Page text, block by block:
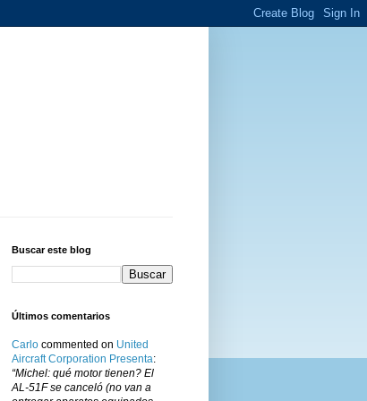
Buscar este blog
Últimos comentarios
Carlo commented on United
Aircraft Corporation Presenta:
“Michel: qué motor tienen? El
AL-51F se canceló (no van a